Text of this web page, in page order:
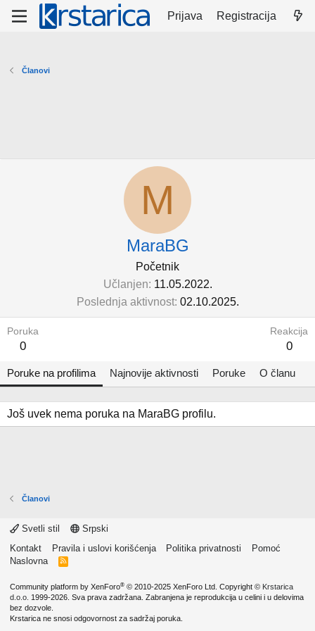
Prijava Registracija
Članovi
M
MaraBG
Početnik
Učlanjen 11.05.2022.
Poslednja aktivnost 02.10.2025.
Poruka
0
Reakcija
0
Poruke na profilima Najnovije aktivnosti Poruke O članu
Još uvek nema poruka na MaraBG profilu.
Članovi
Svetli stil
Srpski
Kontakt
Pravila i uslovi korišćenja Politika privatnosti
Pomoć
Naslovna
R
Community platform by XenForo® © 2010-2025 XenForo Ltd. Copyright © Krstarica
d.o.o. 1999-2026. Sva prava zadržana. Zabranjena je reprodukcija u celini i u delovima
bez dozvole.
Krstarica ne snosi odgovornost za sadržaj poruka.